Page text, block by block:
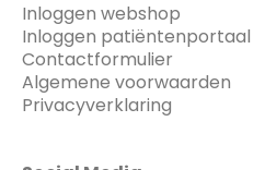
Inloggen webshop
Inloggen patiëntenportaal
Contactformulier
Algemene voorwaarden
Privacyverklaring